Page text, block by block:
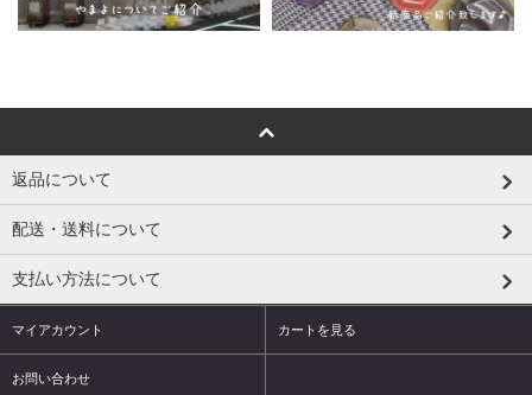
返品について
配送・送料について
支払い方法について
マイアカウント カートを見る
お問い合わせ